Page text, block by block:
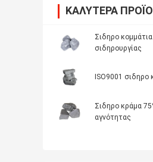
ΚΑΛΎΤΕΡΑ
Σιδηρο κομμάτια
σιδηρουργίας
ISO9001 σιδηρο
Σιδηρο κράμα
αγνότητας